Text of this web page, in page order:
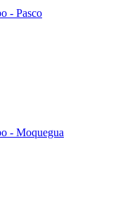
- Pasco
- Moquegua